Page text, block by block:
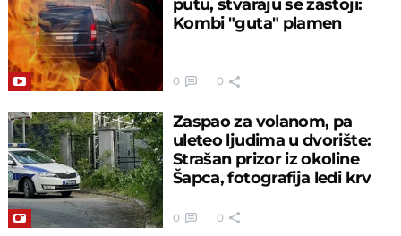
putu, stvaraju se zastoji:
Kombi "guta" plamen
0 0
Zaspao za volanom, pa
uleteo ljudima u dvorište:
Strašan prizor iz okoline
Šapca, fotografija ledi krv
0 0